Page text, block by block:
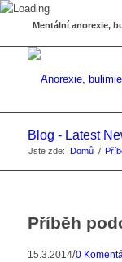
Mentální anorexie,
Blog - Latest
Jste zde: Domů /
Příběh
15.3.2014/0